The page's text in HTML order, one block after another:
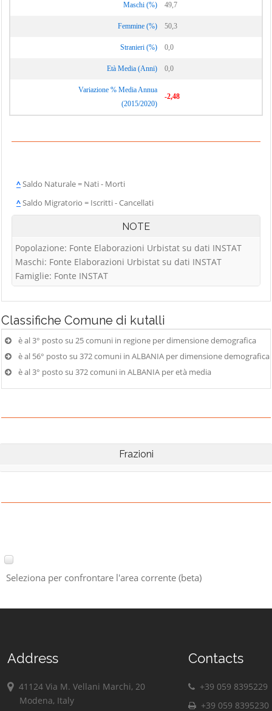
Maschi (%) 49,7
Femmine (%) 50,3
Stranieri (%) 0,0
Età Media (Anni) 0,0
Variazione % Media Annua
(2015/2020)
-2,48
^Saldo Naturale = Nati - Morti
^Saldo Migratorio = Iscritti - Cancellati
NOTE
Popolazione: Fonte Elaborazioni Urbistat su dati INSTAT
Maschi: Fonte Elaborazioni Urbistat su dati INSTAT
Famiglie: Fonte INSTAT
Classifiche Comune di kutalli
è al 3° posto su 25 comuni in regione per dimensione demografica
è al 56° posto su 372 comuni in ALBANIA per dimensione demografica
è al 3° posto su 372 comuni in ALBANIA per età media
Frazioni
Seleziona per confrontare l'area corrente (beta)
Address
41124 Via M. Vellani Marchi, 20
Modena, Italy
Contacts
+39 059 8395229
+39 059 8395230